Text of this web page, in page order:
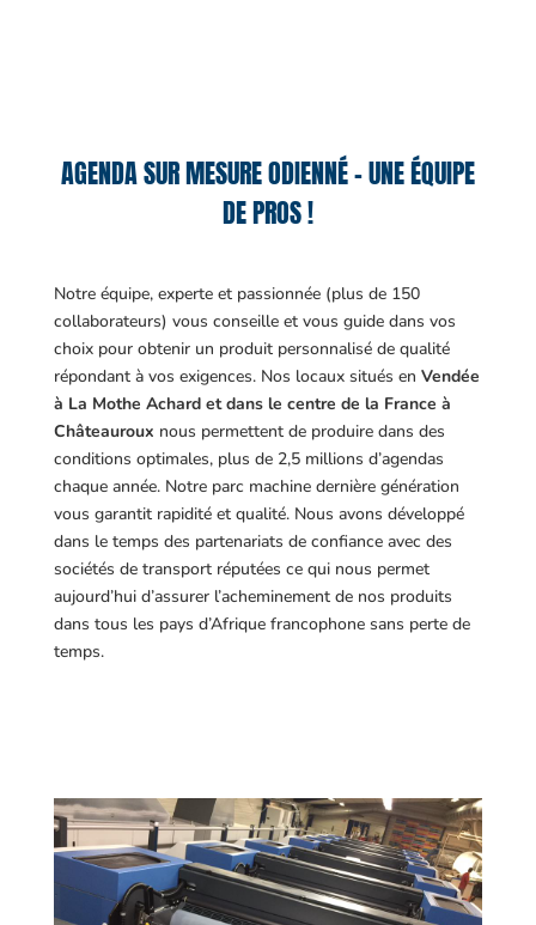
AGENDA SUR MESURE ODIENNÉ – UNE ÉQUIPE
DE PROS !
Notre équipe, experte et passionnée (plus de 150
collaborateurs) vous conseille et vous guide dans vos
choix pour obtenir un produit personnalisé de qualité
répondant à vos exigences. Nos locaux situés en Vendée
à La Mothe Achard et dans le centre de la France à
Châteauroux nous permettent de produire dans des
conditions optimales, plus de 2,5 millions d’agendas
chaque année. Notre parc machine dernière génération
vous garantit rapidité et qualité. Nous avons développé
dans le temps des partenariats de confiance avec des
sociétés de transport réputées ce qui nous permet
aujourd’hui d’assurer l’acheminement de nos produits
dans tous les pays d’Afrique francophone sans perte de
temps.